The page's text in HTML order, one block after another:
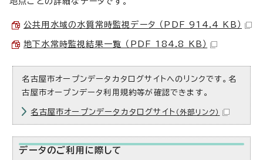
公共用水域の水質常時監視データ （PDF 914.4 KB）
地下水常時監視結果一覧 （PDF 184.8 KB）
名古屋市オープンデータカタログサイトへのリンクです。名
古屋市オープンデータ利用規約等が確認できます。
名古屋市オープンデータカタログサイト （外部リンク）
データのご利用に際して